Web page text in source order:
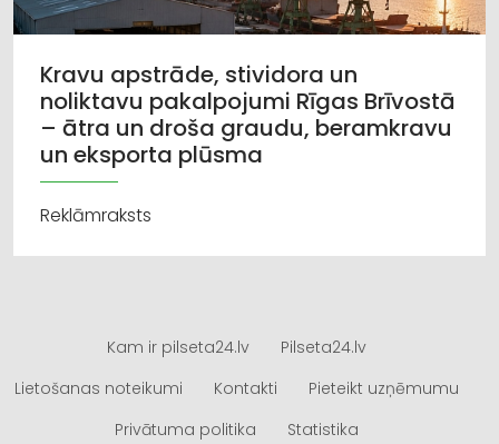
Kravu apstrāde, stividora un
noliktavu pakalpojumi Rīgas Brīvostā
– ātra un droša graudu, beramkravu
un eksporta plūsma
Reklāmraksts
Kam ir pilseta24.lv
Pilseta24.lv
Lietošanas noteikumi
Kontakti
Pieteikt uzņēmumu
Privātuma politika
Statistika